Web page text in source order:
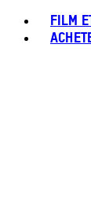
FILM